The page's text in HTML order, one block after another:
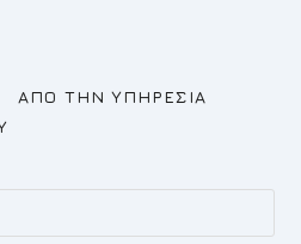
ΑΠΟ ΤΗΝ ΥΠΗΡΕΣΙΑ